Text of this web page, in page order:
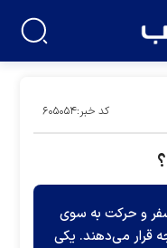
کد خبر:۶۰۵۰۵۴
و حرکت به سوی
قرار می‌دهند. یکی